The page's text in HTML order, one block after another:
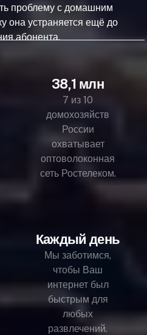
проблему с домашним
она устраняется ещё до
абонента.
38,1 млн
7 из 10
домохозяйств
России
охватывает
оптоволоконная
сеть Ростелеком.
Каждый день
Мы заботимся,
чтобы Ваш
интернет был
быстрым для
любых
развлечений.